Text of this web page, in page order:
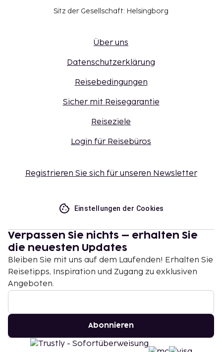
Sitz der Gesellschaft: Helsingborg
Über uns
Datenschutzerklärung
Reisebedingungen
Sicher mit Reisegarantie
Reiseziele
Login für Reisebüros
Registrieren Sie sich für unseren Newsletter
Einstellungen der Cookies
Verpassen Sie nichts – erhalten Sie
die neuesten Updates
Bleiben Sie mit uns auf dem Laufenden! Erhalten Sie
Reisetipps, Inspiration und Zugang zu exklusiven
Angeboten.
Abonnieren